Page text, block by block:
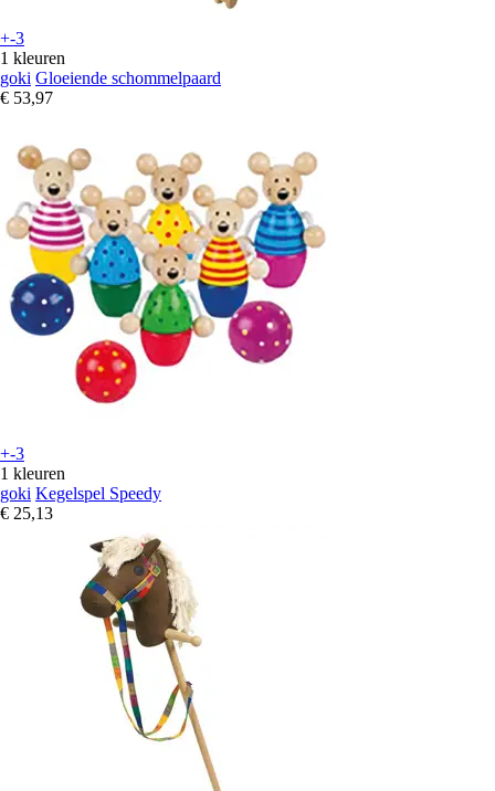
+-3
1 kleuren
goki Gloeiende schommelpaard
€ 53,97
+-3
1 kleuren
goki Kegelspel Speedy
€ 25,13